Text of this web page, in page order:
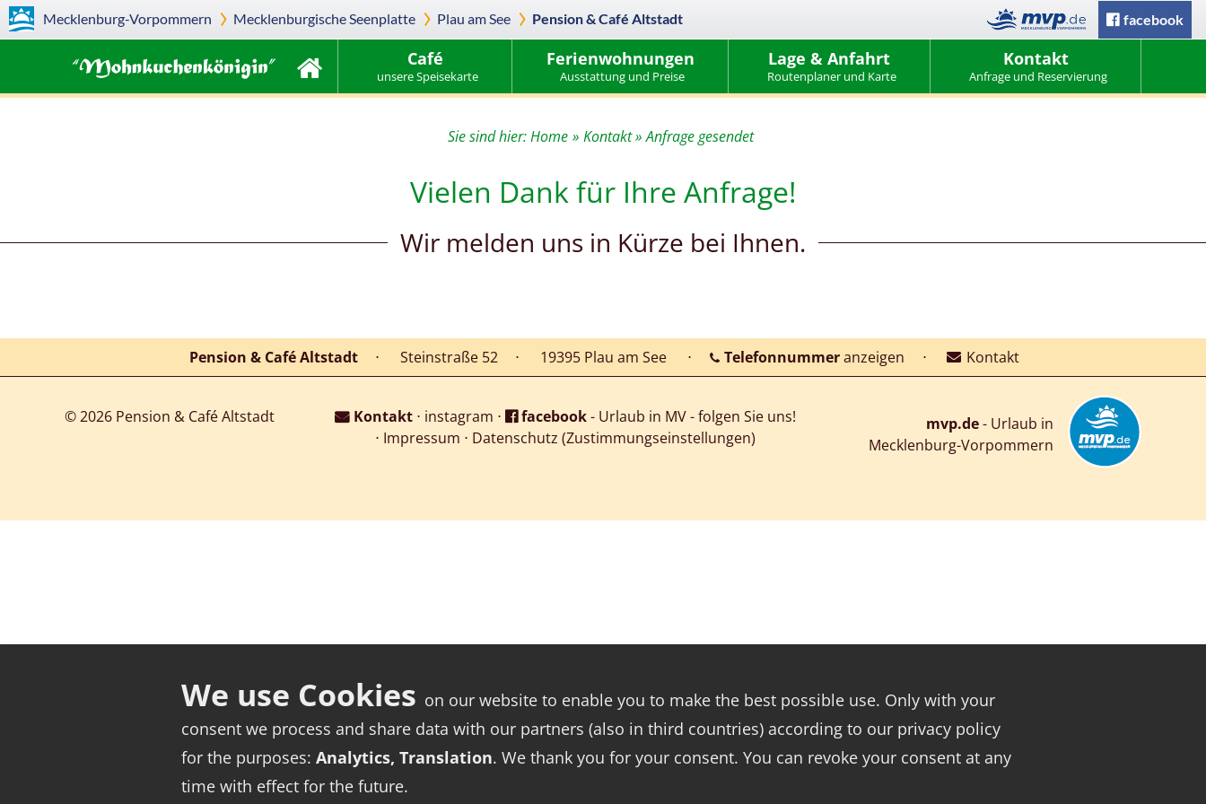
Mecklenburg-Vorpommern Mecklenburgische Seenplatte Plau am See Pension & Café Altstadt facebook
Café
unsere Speisekarte
Ferienwohnungen
Ausstattung und Preise
Lage & Anfahrt
Routenplaner und Karte
Kontakt
Anfrage und Reservierung
Sie sind hier:Home » Kontakt » Anfrage gesendet
Vielen Dank für Ihre Anfrage!
Wir melden uns in Kürze bei Ihnen.
Pension & Café Altstadt ⋅ Steinstraße 52 ⋅ 19395 Plau am See ⋅ Telefonnummeranzeigen ⋅ Kontakt
© 2026 Pension & Café Altstadt mvp.de- Urlaub in
Mecklenburg-Vorpommern
Kontakt ⋅ instagram ⋅ facebook- Urlaub in MV - folgen Sie uns!
⋅ Impressum ⋅ Datenschutz (Zustimmungseinstellungen)
on our website to enable you to make the best possible use. Only with your
consent we process and share data with our partners (also in third countries) according to our privacy policy
for the purposes: Analytics, Translation. We thank you for your consent. You can revoke your consent at any
time with effect for the future.